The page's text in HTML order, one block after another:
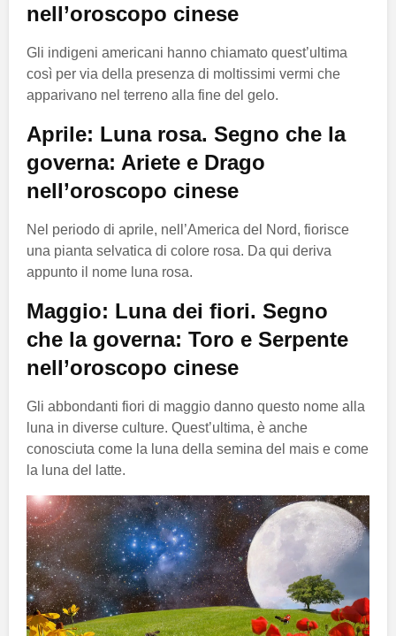
nell’oroscopo cinese
Gli indigeni americani hanno chiamato quest’ultima
così per via della presenza di moltissimi vermi che
apparivano nel terreno alla fine del gelo.
Aprile: Luna rosa. Segno che la
governa: Ariete e Drago
nell’oroscopo cinese
Nel periodo di aprile, nell’America del Nord, fiorisce
una pianta selvatica di colore rosa. Da qui deriva
appunto il nome luna rosa.
Maggio: Luna dei fiori. Segno
che la governa: Toro e Serpente
nell’oroscopo cinese
Gli abbondanti fiori di maggio danno questo nome alla
luna in diverse culture. Quest’ultima, è anche
conosciuta come la luna della semina del mais e come
la luna del latte.